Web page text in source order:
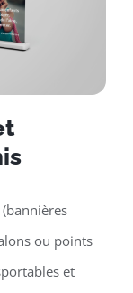
ou points
et